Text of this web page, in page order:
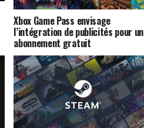
Xbox Game Pass envisage
l’intégration de publicités pour un
abonnement gratuit